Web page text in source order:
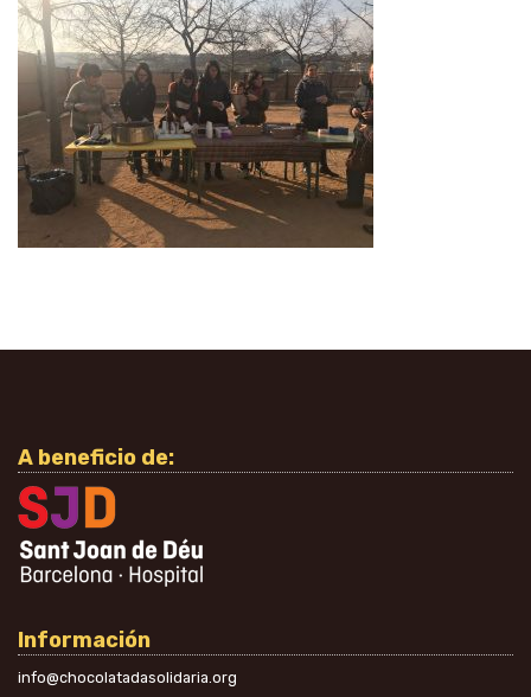
A beneficio de:
Información
info@chocolatadasolidaria.org